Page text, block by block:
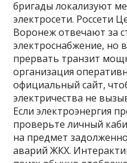
бригады локализуют
электросети. Россети
Воронеж отвечают за
электроснабжение, но
прервать транзит
организация
официальный сайт,
электричества не
Если электроэнергия
проверьте личный
на предмет
аварий ЖКХ.